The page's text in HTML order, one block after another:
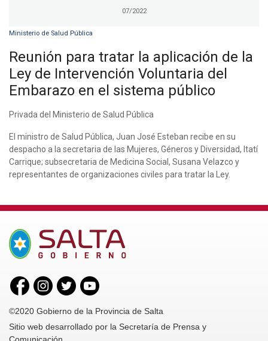
07/2022
Ministerio de Salud Pública
Reunión para tratar la aplicación de la
Ley de Intervención Voluntaria del
Embarazo en el sistema público
Privada del Ministerio de Salud Pública
El ministro de Salud Pública, Juan José Esteban recibe en su
despacho a la secretaria de las Mujeres, Géneros y Diversidad, Itatí
Carrique; subsecretaria de Medicina Social, Susana Velazco y
representantes de organizaciones civiles para tratar la Ley.
©2020 Gobierno de la Provincia de Salta
Sitio web desarrollado por la Secretaría de Prensa y